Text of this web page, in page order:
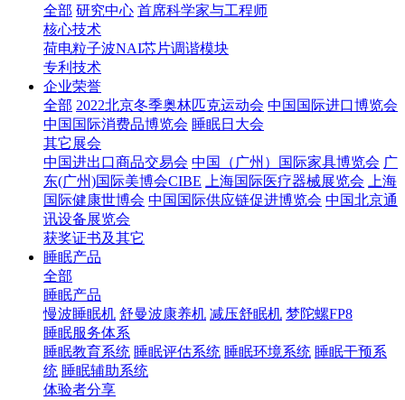
全部 研究中心 首席科学家与工程师
核心技术
荷电粒子波NAI芯片调谐模块
专利技术
企业荣誉
全部 2022北京冬季奥林匹克运动会 中国国际进口博览会
中国国际消费品博览会 睡眠日大会
其它展会
中国进出口商品交易会 中国（广州）国际家具博览会 广
东(广州)国际美博会CIBE
上海国际医疗器械展览会
上海
国际健康世博会 中国国际供应链促进博览会 中国北京通
讯设备展览会
获奖证书及其它
睡眠产品
全部
睡眠产品
慢波睡眠机 舒曼波康养机 减压舒眠机 梦陀螺FP8
睡眠服务体系
睡眠教育系统 睡眠评估系统 睡眠环境系统 睡眠干预系
统 睡眠辅助系统
体验者分享